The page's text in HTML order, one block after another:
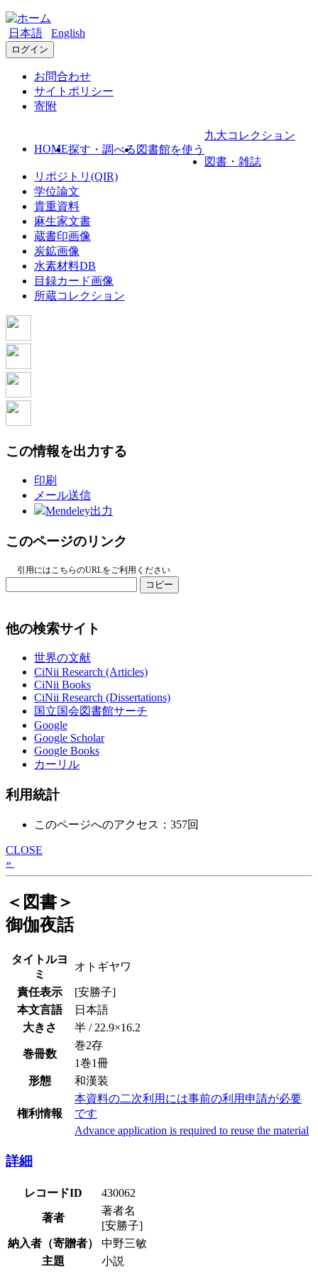
日本語 English
ログイン
お問合わせ
サイトポリシー
寄附
HOME探す・調べる 図書館を使う
九大コレクション
図書・雑誌
リポジトリ(QIR)
学位論文
貴重資料
麻生家文書
蔵書印画像
炭鉱画像
水素材料DB
目録カード画像
所蔵コレクション
この情報を出力する
印刷
メール送信
Mendeley出力
このページのリンク
引用にはこちらのURLをご利用ください
コピー
他の検索サイト
世界の文献
CiNii Research (Articles)
CiNii Books
CiNii Research (Dissertations)
国立国会図書館サーチ
Google
Google Scholar
Google Books
カーリル
利用統計
このページへのアクセス：357回
CLOSE
»
＜図書＞
御伽夜話
タイトルヨ
ミ
オトギヤワ
責任表示
[安勝子]
本文言語
日本語
大きさ
半 / 22.9×16.2
巻冊数
巻2存
1巻1冊
形態
和漢装
権利情報
本資料の二次利用には事前の利用申請が必要
です
Advance application is required to reuse the material
詳細
レコードID 430062
著者
著者名
[安勝子]
納入者（寄贈者）
中野三敏
主題
小説